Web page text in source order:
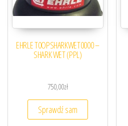
EHRLE T0OPSHARKWET0000 –
SHARK WET (PPL)
750,00zł
Sprawdź sam